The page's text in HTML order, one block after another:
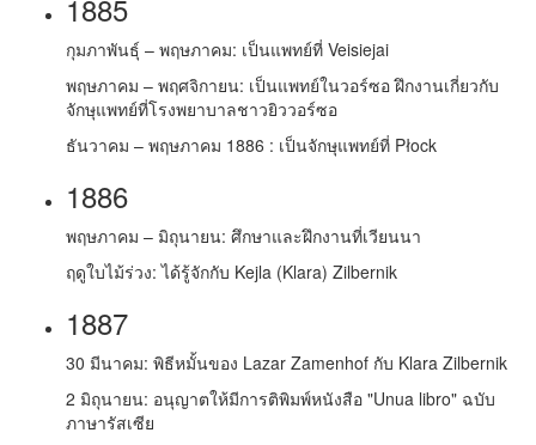
1885
กุมภาพันธุ์ – พฤษภาคม: เป็นแพทย์ที่ Veisiejai
พฤษภาคม – พฤศจิกายน: เป็นแพทย์ในวอร์ซอ ฝึกงานเกี่ยวกับ
จักษุแพทย์ที่โรงพยาบาลชาวยิววอร์ซอ
ธันวาคม – พฤษภาคม 1886 : เป็นจักษุแพทย์ที่ Płock
1886
พฤษภาคม – มิถุนายน: ศึกษาและฝึกงานที่เวียนนา
ฤดูใบไม้ร่วง: ได้รู้จักกับ Kejla (Klara) Zilbernik
1887
30 มีนาคม: พิธีหมั้นของ Lazar Zamenhof กับ Klara Zilbernik
2 มิถุนายน: อนุญาตให้มีการติพิมพ์หนังสือ "Unua libro" ฉบับ
ภาษารัสเซีย